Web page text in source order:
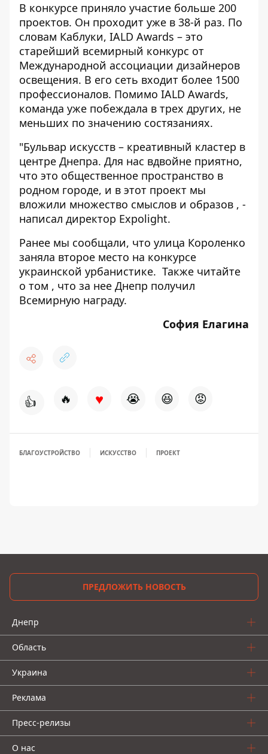
В конкурсе приняло участие больше 200
проектов. Он проходит уже в 38-й раз. По
словам Каблуки, IALD Awards – это
старейший всемирный конкурс от
Международной ассоциации дизайнеров
освещения. В его сеть входит более 1500
профессионалов. Помимо IALD Awards,
команда уже побеждала в трех других, не
меньших по значению состязаниях.
"Бульвар искусств – креативный кластер в
центре Днепра. Для нас вдвойне приятно,
что это общественное пространство в
родном городе, и в этот проект мы
вложили множество смыслов и образов , -
написал директор Expolight.
Ранее мы сообщали, что улица Короленко
заняла второе место на конкурсе
украинской урбанистике. Также читайте
о том , что за нее Днепр получил
Всемирную награду.
София Елагина
👍 🔥 ♥ 😭 😆 😡
БЛАГОУСТРОЙСТВО ИСКУССТВО ПРОЕКТ
ПРЕДЛОЖИТЬ НОВОСТЬ
Днепр
Область
Украина
Реклама
Пресс-релизы
О нас